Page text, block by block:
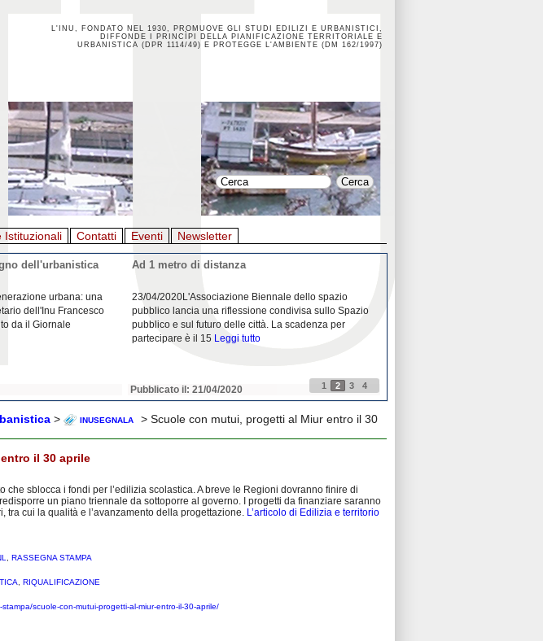
L'INU, FONDATO NEL 1930, PROMUOVE GLI STUDI EDILIZI E URBANISTICI,
DIFFONDE I PRINCÌPI DELLA PIANIFICAZIONE TERRITORIALE E
URBANISTICA (DPR 1114/49) E PROTEGGE L'AMBIENTE (DM 162/1997)
Istituzionali Contatti Eventi Newsletter
dell'urbanistica
urbana: una
dell'Inu Francesco
da il Giornale
Ad 1 metro di distanza
23/04/2020L'Associazione Biennale dello spazio
pubblico lancia una riflessione condivisa sullo Spazio
pubblico e sul futuro delle città. La scadenza per
partecipare è il 15 Leggi tutto
Pubblicato il: 21/04/2020 1 2 3 4
> INUSEGNALA
> Scuole con mutui, progetti al Miur entro il 30
il 30 aprile
che sblocca i fondi per l’edilizia scolastica. A breve le Regioni dovranno finire di
un piano triennale da sottoporre al governo. I progetti da finanziare saranno
tra cui la qualità e l’avanzamento della progettazione. L’articolo di Edilizia e territorio
RASSEGNA STAMPA
RIQUALIFICAZIONE
scuole-con-mutui-progetti-al-miur-entro-il-30-aprile/